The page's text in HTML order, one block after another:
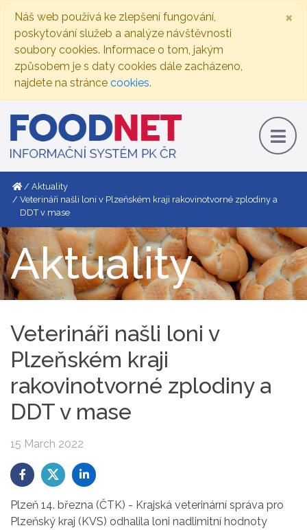
Náš web používá ke zlepšení fungování,
poskytování služeb a analýze návštěvnosti
soubory cookies. Informace o tom, jakým
způsobem je s daty cookies dále zacházeno,
najdete na stránce cookies.
×
Aktuality
Veterináři našli loni v Plzeňském kraji rakovinotvorné zplodiny a
DDT v mase
Aktuality
Veterináři našli loni v
Plzeňském kraji
rakovinotvorné zplodiny a
DDT v mase
15 March 2022
Plzeň 14. března (ČTK) - Krajská veterinární správa pro
Plzeňský kraj (KVS) odhalila loni nadlimitní hodnoty